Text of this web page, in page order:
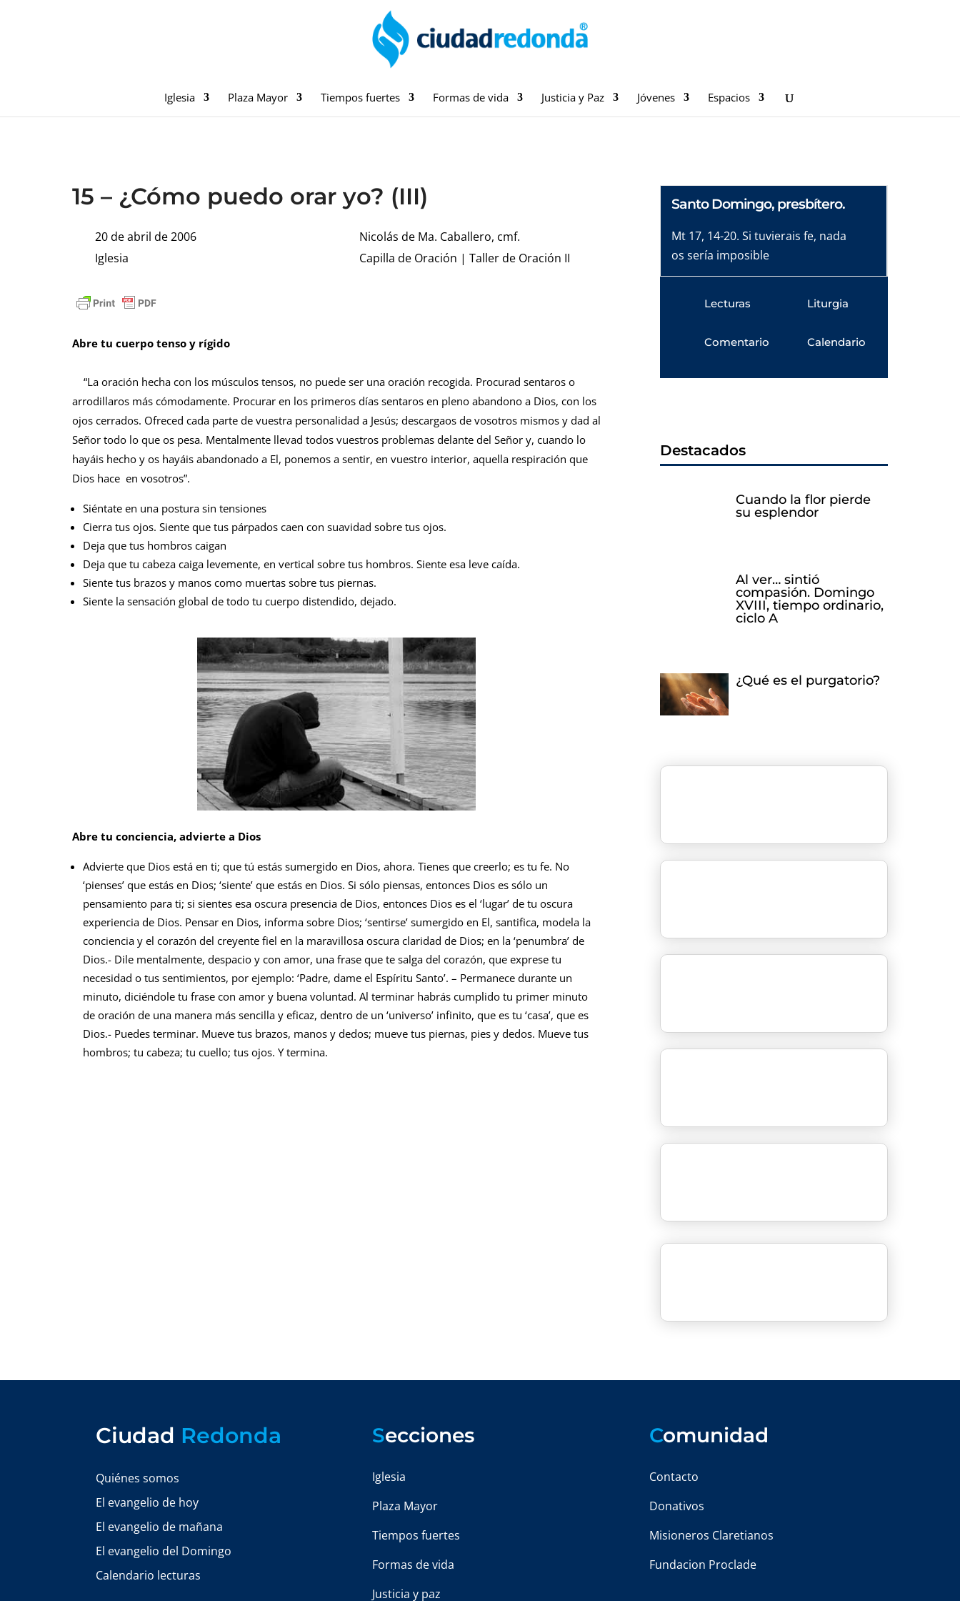
Iglesia Plaza Mayor Tiempos fuertes Formas de vida Justicia y Paz Jóvenes Espacios
15 – ¿Cómo puedo orar yo? (III)
20 de abril de 2006
Iglesia
Nicolás de Ma. Caballero, cmf.
Capilla de Oración |Taller de Oración II
Abre tu cuerpo tenso y rígido
“La oración hecha con los músculos tensos, no puede ser una oración recogida. Procurad sentaros o
arrodillaros más cómodamente. Procurar en los primeros días sentaros en pleno abandono a Dios, con los
ojos cerrados. Ofreced cada parte de vuestra personalidad a Jesús; descargaos de vosotros mismos y dad al
Señor todo lo que os pesa. Mentalmente llevad todos vuestros problemas delante del Señor y, cuando lo
hayáis hecho y os hayáis abandonado a El, ponemos a sentir, en vuestro interior, aquella respiración que
Dios hace en vosotros”.
Siéntate en una postura sin tensiones
Cierra tus ojos. Siente que tus párpados caen con suavidad sobre tus ojos.
Deja que tus hombros caigan
Deja que tu cabeza caiga levemente, en vertical sobre tus hombros. Siente esa leve caída.
Siente tus brazos y manos como muertas sobre tus piernas.
Siente la sensación global de todo tu cuerpo distendido, dejado.
Abre tu conciencia, advierte a Dios
Advierte que Dios está en ti; que tú estás sumergido en Dios, ahora. Tienes que creerlo; es tu fe. No
‘pienses’ que estás en Dios; ‘siente’ que estás en Dios. Si sólo piensas, entonces Dios es sólo un
pensamiento para ti; si sientes esa oscura presencia de Dios, entonces Dios es el ‘lugar’ de tu oscura
experiencia de Dios. Pensar en Dios, informa sobre Dios; ‘sentirse’ sumergido en El, santifica, modela la
conciencia y el corazón del creyente fiel en la maravillosa oscura claridad de Dios; en la ‘penumbra’ de
Dios.- Dile mentalmente, despacio y con amor, una frase que te salga del corazón, que exprese tu
necesidad o tus sentimientos, por ejemplo: ‘Padre, dame el Espíritu Santo’. – Permanece durante un
minuto, diciéndole tu frase con amor y buena voluntad. Al terminar habrás cumplido tu primer minuto
de oración de una manera más sencilla y eficaz, dentro de un ‘universo’ infinito, que es tu ‘casa’, que es
Dios.- Puedes terminar. Mueve tus brazos, manos y dedos; mueve tus piernas, pies y dedos. Mueve tus
hombros; tu cabeza; tu cuello; tus ojos. Y termina.
Santo Domingo, presbítero.
Mt 17, 14-20. Si tuvierais fe, nada
os sería imposible
Lecturas
Comentario
Liturgia
Calendario
Destacados
Cuando la flor pierde
su esplendor
Al ver… sintió
compasión. Domingo
XVIII, tiempo ordinario,
ciclo A
¿Qué es el purgatorio?
Ciudad Redonda
Quiénes somos
El evangelio de hoy
El evangelio de mañana
El evangelio del Domingo
Calendario lecturas
Secciones
Iglesia
Plaza Mayor
Tiempos fuertes
Formas de vida
Justicia y paz
Comunidad
Contacto
Donativos
Misioneros Claretianos
Fundacion Proclade